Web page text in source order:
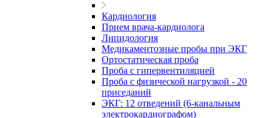
Кардиология
Прием врача-кардиолога
Липидология
Медикаментозные пробы при ЭКГ
Ортостатическая проба
Проба с гипервентиляцией
Проба с физической нагрузкой - 20
приседаний
ЭКГ: 12 отведений (6-канальным
электрокардиографом)